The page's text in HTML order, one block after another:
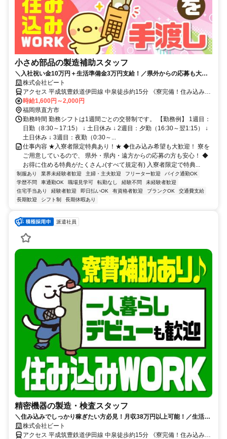
小さめ部品の製造補助スタッフ
＼入社祝い金10万円＋生活準備金3万円支給！／県外からの応募も大歓
迎！寮完備×家賃補助あり◎手持ちが少なくても新生活スタート可能！
株式会社ビート
アクセス 平成筑豊鉄道伊田線 中泉徒歩約15分 《寮完備！住み込み
OK！》中泉駅から徒歩15分／車・バイク・自転車通勤OK！
時給1,600円～2,000円
福岡県直方市
勤務時間 勤務シフトは1週間ごとの交替制です。 【勤務例】 1週目：
日勤（8:30～17:15） ↓ 土日休み ↓ 2週目：夕勤（16:30～翌1:15） ↓
土日休み ↓ 3週目：夜勤（0:30～...
仕事内容 ★入寮者限定特典あり！★ ◆住み込み希望も大歓迎！ 寮を
ご用意しているので、 県外・県内・遠方からの応募の方も安心！ ◆
お得に住める特典がたくさん♪(すべて規定有) 入寮者限定で特典...
制服あり 業界未経験者歓迎 主婦・主夫歓迎 フリーター歓迎
バイク通勤OK
学歴不問
車通勤OK 職場見学可 転勤なし 経験不問
未経験者歓迎
住宅手当あり
経験者歓迎 即日払いOK 有資格者歓迎 ブランクOK
交通費支給
長期歓迎
シフト制 長期休暇あり
派遣社員
精密機器の製造・検査スタッフ
＼住み込みでしっかり稼ぎたい方必見！月収38万円以上可能！／生活準
備金3万円支給！寮完備×家賃補助あり！空調完備！
株式会社ビート
アクセス 平成筑豊鉄道伊田線 中泉徒歩約15分 《寮完備！住み込み